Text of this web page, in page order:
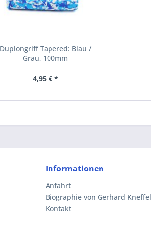
Duplongriff Tapered: Blau /
Grau, 100mm
4,95 € *
Informationen
Anfahrt
Biographie von Gerhard Kneffel
Kontakt